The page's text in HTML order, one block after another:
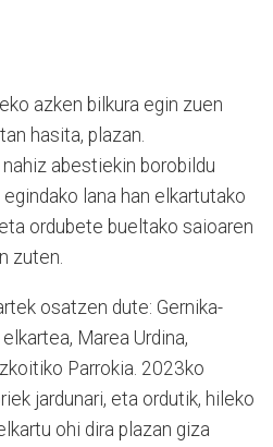
azken bilkura egin zuen
hasita, plazan.
abestiekin borobildu
lana han elkartutako
ordubete bueltako saioaren
zuten.
osatzen dute: Gernika-
Marea Urdina,
Parrokia. 2023ko
jardunari, eta ordutik, hileko
ohi dira plazan giza